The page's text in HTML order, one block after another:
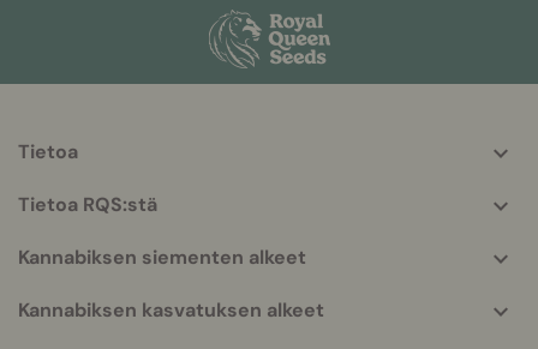
info
Tietoa
Tietoa RQS:stä
Kannabiksen siementen alkeet
Kannabiksen kasvatuksen alkeet